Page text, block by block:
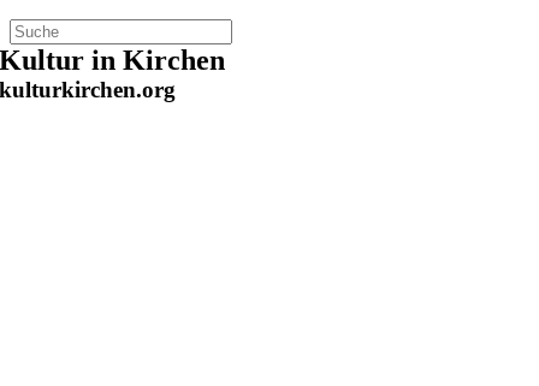
Zum
Inhalt
springen
Kultur in Kirchen
kulturkirchen.org